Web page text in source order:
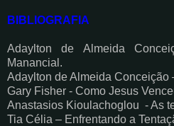
BIBLIOGRAFIA
Adaylton de Almeida
Manancial.
Adaylton de Almeida Conceição
Gary Fisher - Como Jesus
Anastasios Kioulachoglou - As
Tia Célia – Enfrentando a